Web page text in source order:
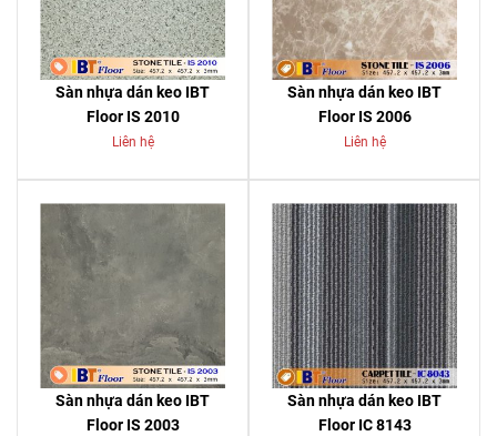
Sàn nhựa dán keo IBT
Floor IS 2010
Liên hệ
Sàn nhựa dán keo IBT
Floor IS 2006
Liên hệ
Sàn nhựa dán keo IBT
Floor IS 2003
Sàn nhựa dán keo IBT
Floor IC 8143